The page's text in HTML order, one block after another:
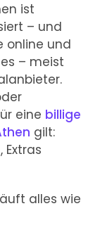
ist
– und
online und
– meist
eine billige
gilt:
alles wie